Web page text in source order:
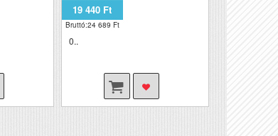
19 440 Ft
Bruttó:24 689 Ft
0..